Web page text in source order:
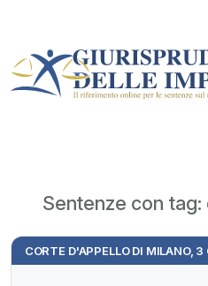
Sentenze con
CORTE D'APPELLO DI